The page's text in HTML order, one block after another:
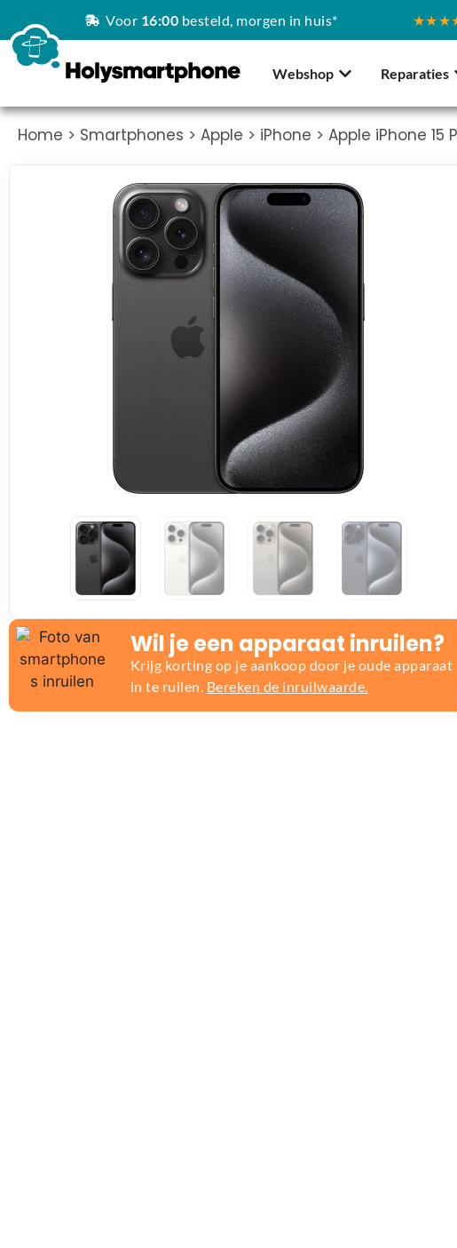
Voor 16:00 besteld, morgen in huis*
Webshop Reparaties
Home > Smartphones > Apple > iPhone > Apple iPhone 15
Wil je een apparaat inruilen?
Krijg korting op je aankoop door je oude apparaat
in te ruilen. Bereken de inruilwaarde.